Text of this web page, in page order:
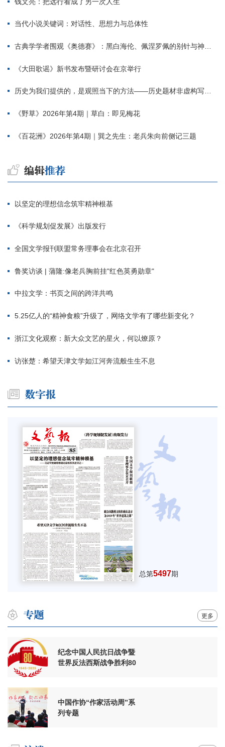
当代小说关键词：对话性、思想力与总体性
古典学学者围观《奥德赛》：黑白海伦、佩涅罗佩的别针与神秘入侵者
《大田歌谣》新书发布暨研讨会在京举行
历史为我们提供的，是观照当下的方法——历史题材非虚构写作多人谈
《野草》2026年第4期｜草白：即见梅花
《百花洲》2026年第4期｜巽之先生：老兵朱向前侧记三题
以坚定的理想信念筑牢精神根基
《科学规划促发展》出版发行
全国文学报刊联盟常务理事会在北京召开
鲁奖访谈 | 蒲隆:像老兵胸前挂"红色英勇勋章"
中拉文学：书页之间的跨洋共鸣
5.25亿人的“精神食粮”升级了，网络文学有了哪些新变化？
浙江文化观察：新大众文艺的星火，何以燎原？
访张楚：希望天津文学如江河奔流般生生不息
总第5497期
更多
纪念中国人民抗日战争暨
世界反法西斯战争胜利80
中国作协“作家活动周”系
列专题